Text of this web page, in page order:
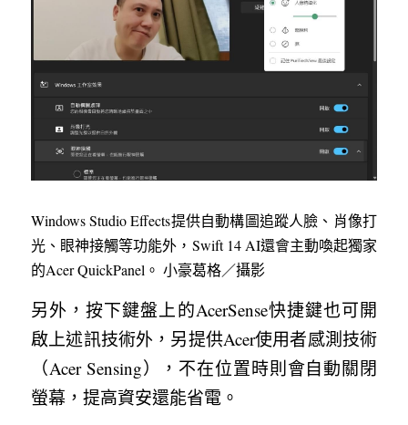
Windows Studio Effects提供自動構圖追蹤人臉、肖像打
光、眼神接觸等功能外，Swift 14 AI還會主動喚起獨家
的Acer QuickPanel。 小豪葛格／攝影
另外，按下鍵盤上的AcerSense快捷鍵也可開
啟上述訊技術外，另提供Acer使用者感測技術
（Acer Sensing），不在位置時則會自動關閉
螢幕，提高資安還能省電。